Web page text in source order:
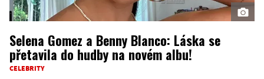
Selena Gomez a Benny Blanco: Láska se
přetavila do hudby na novém albu!
CELEBRITY